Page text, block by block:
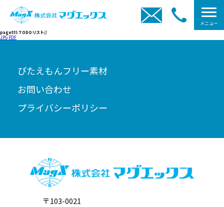
メニュー
pagettl:TODOリスト//
JPG PDF
ぴたえもんフリー素材
お問い合わせ
プライバシーポリシー
〒103-0021